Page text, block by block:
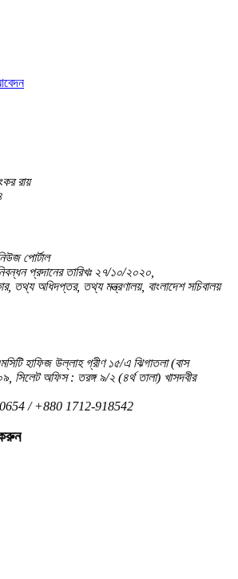
রায়
পোর্টাল
প্রদানের তারিখঃ ২৭/১০/২০২০,
তথ্য অধিদপ্তর, তথ্য মন্ত্রণালয়, বাংলাদেশ সচিবালয়
হাফিজ উল্লাহ গ্রীণ ১৫/এ ঝিগাতলা (বাস
সিলেট অফিস : তরঙ্গ ৯/২ (৪র্থ তালা) খাসদবীর
/ +880 1712-918542